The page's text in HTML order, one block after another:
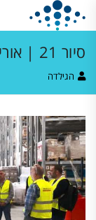
סיור 21 | אוריין
הגילדה